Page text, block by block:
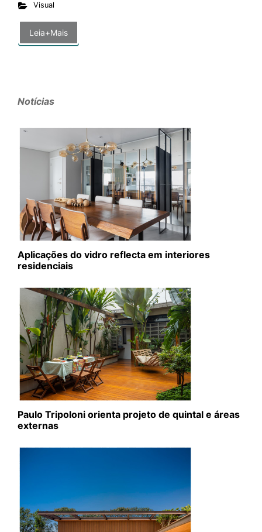
Visual
Leia+Mais
Notícias
Aplicações do vidro reflecta em interiores
residenciais
Paulo Tripoloni orienta projeto de quintal e áreas
externas